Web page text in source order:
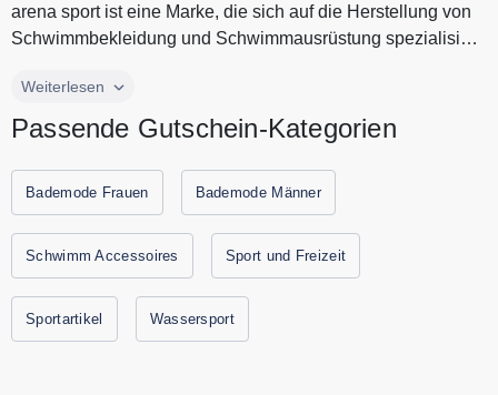
arena sport ist eine Marke, die sich auf die Herstellung von
Schwimmbekleidung und Schwimmausrüstung spezialisiert
arena sport ist eine Marke, die sich auf die Herstellung von
hat. Sie ist bekannt für ihre hochwertigen Produkte, die
Freizeitschwimmer geeignet sind. Arena bietet eine breite
Palette von Artikeln, darunter Badeanzüge, Schwimmbrillen,
Kappen und Trainingszubehör. Entdecke jetzt bei arena
sport Deinen neuen Lieblingsbadeanzug zum besten Preis.
Alle aktuellen Gutscheine und Rabattaktionen von arena
sport findest Du immer hier auf Urlaubs-Gutscheine.
Weiterlesen
Passende Gutschein-Kategorien
Bademode Frauen Bademode Männer
Schwimm Accessoires Sport und Freizeit
Sportartikel Wassersport